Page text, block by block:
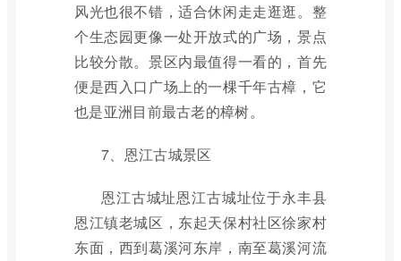
风光也很不错，适合休闲走走逛逛。整
个生态园更像一处开放式的广场，景点
比较分散。景区内最值得一看的，首先
便是西入口广场上的一棵千年古樟，它
也是亚洲目前最古老的樟树。
7、恩江古城景区
恩江古城址恩江古城址位于永丰县
恩江镇老城区，东起天保村社区徐家村
东面，西到葛溪河东岸，南至葛溪河流